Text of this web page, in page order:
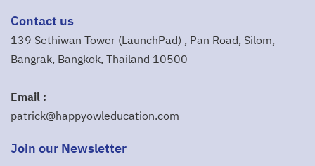
Contact us
139 Sethiwan Tower (LaunchPad) , Pan Road, Silom,
Bangrak, Bangkok, Thailand 10500
Email :
patrick@happyowleducation.com
Join our Newsletter